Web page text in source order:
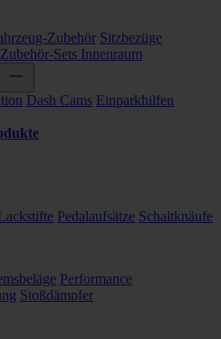
Zubehör Sitzbezüge
Zubehör-Sets Innenraum
Dash Cams Einparkhilfen
Pedalaufsätze Schaltknäufe
Performance
Stoßdämpfer